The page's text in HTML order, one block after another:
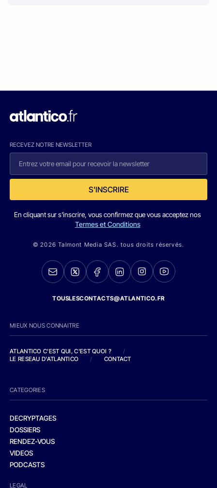
RECEVEZ NOTRE NEWSLETTER
S'INSCRIRE
En cliquant sur s'inscrire, vous confirmez que vous acceptez nos
Termes et Conditions
© 2026 Talmont Media SAS. tous droits réservés.
TOUSLESCONTACTS@ATLANTICO.FR
MIEUX NOUS CONNAITRE
ATLANTICO C'EST QUI, C'EST QUOI ?
/
LE RESEAU D'ATLANTICO
/ CONTACT
CATEGORIES
DECRYPTAGES
DOSSIERS
RENDEZ-VOUS
VIDEOS
PODCASTS
LEGAL